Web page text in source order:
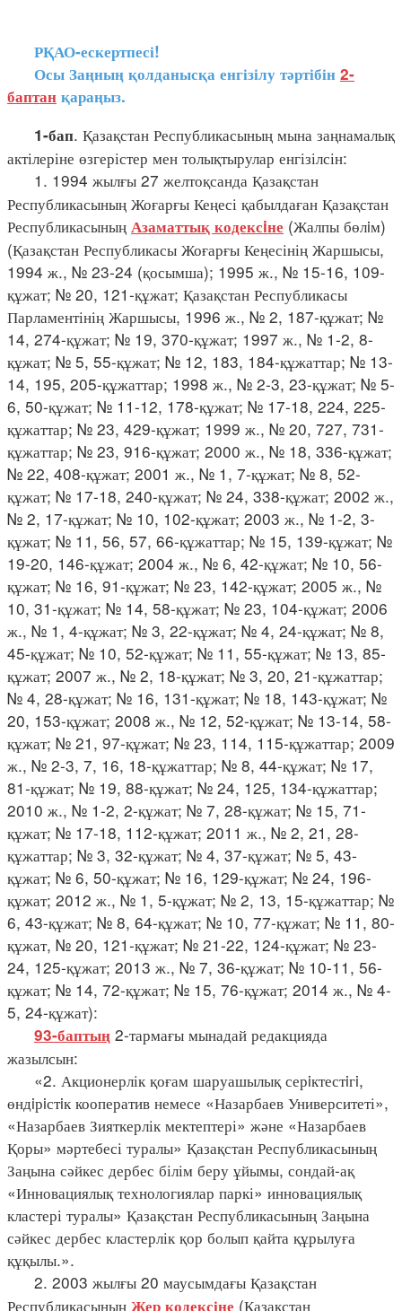
РҚАО-ескертпесі!
Осы Заңның қолданысқа енгізілу тәртібін 2-
баптан қараңыз.
1-бап. Қазақстан Республикасының мына заңнамалық
актілеріне өзгерістер мен толықтырулар енгізілсін:
1. 1994 жылғы 27 желтоқсанда Қазақстан
Республикасының Жоғарғы Кеңесі қабылдаған Қазақстан
Республикасының Азаматтық кодексiне (Жалпы бөлiм)
(Қазақстан Республикасы Жоғарғы Кеңесінің Жаршысы,
1994 ж., № 23-24 (қосымша); 1995 ж., № 15-16, 109-
құжат; № 20, 121-құжат; Қазақстан Республикасы
Парламентінің Жаршысы, 1996 ж., № 2, 187-құжат; №
14, 274-құжат; № 19, 370-құжат; 1997 ж., № 1-2, 8-
құжат; № 5, 55-құжат; № 12, 183, 184-құжаттар; № 13-
14, 195, 205-құжаттар; 1998 ж., № 2-3, 23-құжат; № 5-
6, 50-құжат; № 11-12, 178-құжат; № 17-18, 224, 225-
құжаттар; № 23, 429-құжат; 1999 ж., № 20, 727, 731-
құжаттар; № 23, 916-құжат; 2000 ж., № 18, 336-құжат;
№ 22, 408-құжат; 2001 ж., № 1, 7-құжат; № 8, 52-
құжат; № 17-18, 240-құжат; № 24, 338-құжат; 2002 ж.,
№ 2, 17-құжат; № 10, 102-құжат; 2003 ж., № 1-2, 3-
құжат; № 11, 56, 57, 66-құжаттар; № 15, 139-құжат; №
19-20, 146-құжат; 2004 ж., № 6, 42-құжат; № 10, 56-
құжат; № 16, 91-құжат; № 23, 142-құжат; 2005 ж., №
10, 31-құжат; № 14, 58-құжат; № 23, 104-құжат; 2006
ж., № 1, 4-құжат; № 3, 22-құжат; № 4, 24-құжат; № 8,
45-құжат; № 10, 52-құжат; № 11, 55-құжат; № 13, 85-
құжат; 2007 ж., № 2, 18-құжат; № 3, 20, 21-құжаттар;
№ 4, 28-құжат; № 16, 131-құжат; № 18, 143-құжат; №
20, 153-құжат; 2008 ж., № 12, 52-құжат; № 13-14, 58-
құжат; № 21, 97-құжат; № 23, 114, 115-құжаттар; 2009
ж., № 2-3, 7, 16, 18-құжаттар; № 8, 44-құжат; № 17,
81-құжат; № 19, 88-құжат; № 24, 125, 134-құжаттар;
2010 ж., № 1-2, 2-құжат; № 7, 28-құжат; № 15, 71-
құжат; № 17-18, 112-құжат; 2011 ж., № 2, 21, 28-
құжаттар; № 3, 32-құжат; № 4, 37-құжат; № 5, 43-
құжат; № 6, 50-құжат; № 16, 129-құжат; № 24, 196-
құжат; 2012 ж., № 1, 5-құжат; № 2, 13, 15-құжаттар; №
6, 43-құжат; № 8, 64-құжат; № 10, 77-құжат; № 11, 80-
құжат, № 20, 121-құжат; № 21-22, 124-құжат; № 23-
24, 125-құжат; 2013 ж., № 7, 36-құжат; № 10-11, 56-
құжат; № 14, 72-құжат; № 15, 76-құжат; 2014 ж., № 4-
5, 24-құжат):
93-баптың 2-тармағы мынадай редакцияда
жазылсын:
«2. Акционерлік қоғам шаруашылық серiктестiгi,
өндiрiстiк кооператив немесе «Назарбаев Университеті»,
«Назарбаев Зияткерлік мектептері» және «Назарбаев
Қоры» мәртебесі туралы» Қазақстан Республикасының
Заңына сәйкес дербес білім беру ұйымы, сондай-ақ
«Инновациялық технологиялар паркі» инновациялық
кластері туралы» Қазақстан Республикасының Заңына
сәйкес дербес кластерлік қор болып қайта құрылуға
құқылы.».
2. 2003 жылғы 20 маусымдағы Қазақстан
Республикасының Жер кодексіне (Қазақстан